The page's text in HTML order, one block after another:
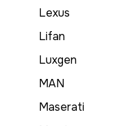
Lexus
Lifan
Luxgen
MAN
Maserati